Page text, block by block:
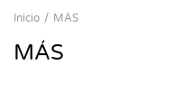
Inicio MÁS
MÁS